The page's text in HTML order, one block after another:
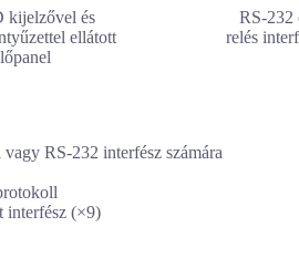
kijelzővel és
ellátott
RS-232
relés
RS-232 interfész számára
interfész (×9)